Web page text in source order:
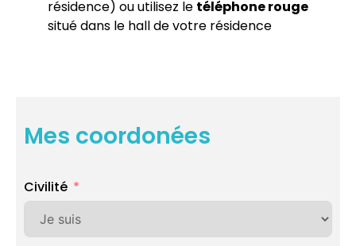
résidence) ou utilisez le téléphone rouge
situé dans le hall de votre résidence
Mes coordonées
Civilité